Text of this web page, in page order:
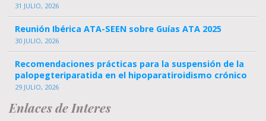
31 JULIO, 2026
Reunión Ibérica ATA-SEEN sobre Guías ATA 2025
30 JULIO, 2026
Recomendaciones prácticas para la suspensión de la
palopegteriparatida en el hipoparatiroidismo crónico
29 JULIO, 2026
Enlaces de Interes